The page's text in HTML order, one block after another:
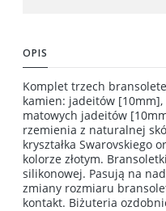
OPIS
Komplet trzech
kamien: jadeitów
matowych jadeitów
rzemienia z naturalnej
kryształka Swarovskiego
kolorze złotym.
silikonowej. Pasują na
zmiany rozmiaru
kontakt. Biżuteria